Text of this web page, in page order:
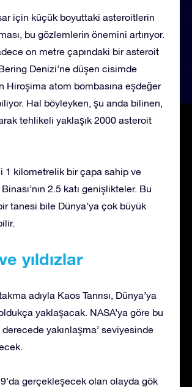
için küçük boyuttaki asteroitlerin
bu gözlemlerin önemini artırıyor.
on metre çapındaki bir asteroit
Denizi’ne düşen cisimde
Hiroşima atom bombasına eşdeğer
Hal böyleyken, şu anda bilinen,
tehlikeli yaklaşık 2000 asteroit
1 kilometrelik bir çapa sahip ve
2.5 katı genişlikteler. Bu
tanesi bile Dünya’ya çok büyük
yıldızlar
adıyla Kaos Tanrısı, Dünya’ya
yaklaşacak. NASA’ya göre bu
yakınlaşma’ seviyesinde
gerçekleşecek olan olayda gök